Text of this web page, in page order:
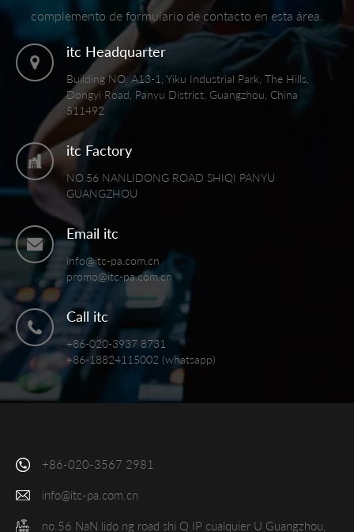
complemento de formulario de contacto en esta área.
itc Headquarter
Building NO. A13-1, Yiku Industrial Park, The Hills,
Dongyi Road, Panyu District, Guangzhou, China
511492
itc Factory
NO.56 NANLIDONG ROAD SHIQI PANYU
GUANGZHOU
Email itc
info@itc-pa.com.cn
promo@itc-pa.com.cn
Call itc
+86-020-3937 8731
+86-18824115002 (whatsapp)
+86-020-3567 2981
info@itc-pa.com.cn
no.56 NaN lido ng road shi Q IP cualquier U Guangzhou,